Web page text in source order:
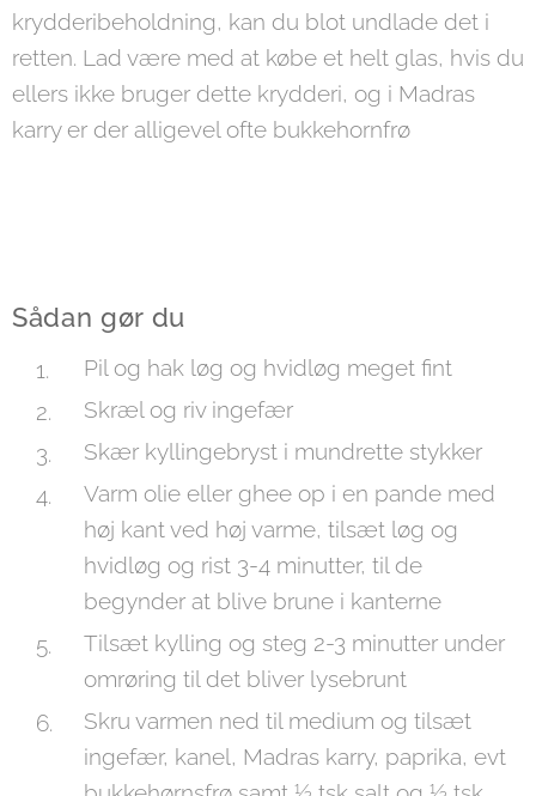
krydderibeholdning, kan du blot undlade det i
retten. Lad være med at købe et helt glas, hvis du
ellers ikke bruger dette krydderi, og i Madras
karry er der alligevel ofte bukkehornfrø
Sådan gør du
Pil og hak løg og hvidløg meget fint
Skræl og riv ingefær
Skær kyllingebryst i mundrette stykker
Varm olie eller ghee op i en pande med
høj kant ved høj varme, tilsæt løg og
hvidløg og rist 3-4 minutter, til de
begynder at blive brune i kanterne
Tilsæt kylling og steg 2-3 minutter under
omrøring til det bliver lysebrunt
Skru varmen ned til medium og tilsæt
ingefær, kanel, Madras karry, paprika, evt